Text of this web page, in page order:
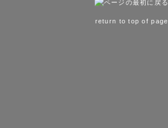
return to top of page